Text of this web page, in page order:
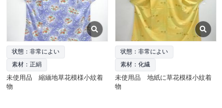
状態：非常によい
素材：正絹
未使用品 縮緬地草花模様小紋着
物
状態：非常によい
素材：化繊
未使用品 地紙に草花模様小紋着
物